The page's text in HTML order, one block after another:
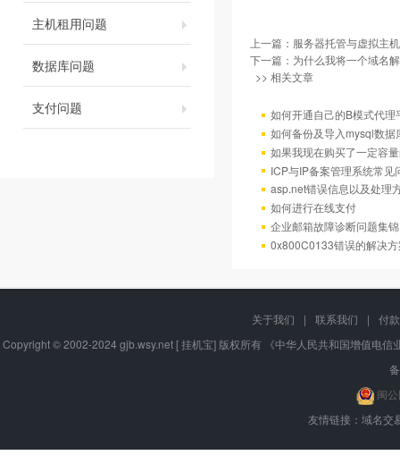
主机租用问题
数据库问题
支付问题
上一篇： 服务器托管与虚拟主
下一篇： 为什么我将一个域名
>> 相关文章
如何开通自己的B模式代理
如何备份及导入mysql数据
如果我现在购买了一定容
ICP与IP备案管理系统常见
asp.net错误信息以及处理
如何进行在线支付
企业邮箱故障诊断问题集锦
0x800C0133错误的解决
关于我们 | 联系我们 |
付
Copyright © 2002-2024 gjb.wsy.net [ 挂机宝] 版权所有 《中华人民共和国增值电
闽
友情链接： 域名交